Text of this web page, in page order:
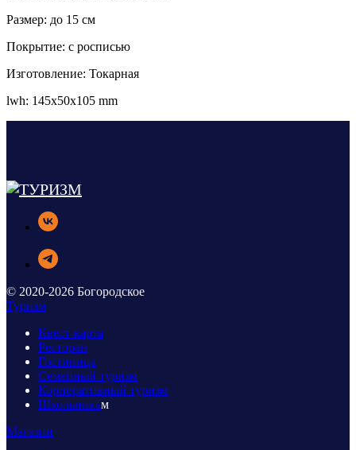
Размер: до 15 см
Покрытие: с росписью
Изготовление: Токарная
lwh: 145x50x105 mm
© 2020-2026 Богородское
Туризм
Квест-карта
Ресторан
Гостиница
Семейный туризм
Корпоративный туризм
Школьникам
Магазин